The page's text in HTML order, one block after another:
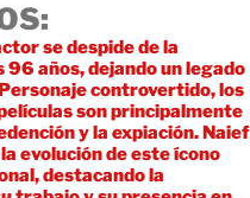
se despide de la
96 años, dejando un legado
controvertido, los
son principalmente
y la expiación. Naief
evolución de este ícono
destacando la